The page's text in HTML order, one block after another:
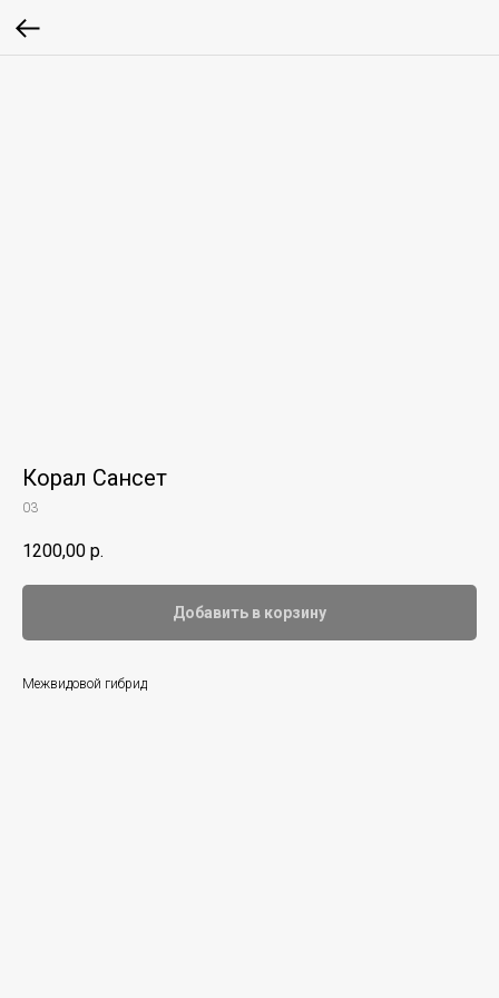
Корал Сансет
03
1200,00 р.
Добавить в корзину
Межвидовой гибрид